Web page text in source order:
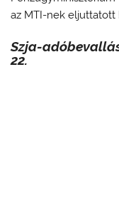
az MTI-nek eljuttatott
Szja-
22.